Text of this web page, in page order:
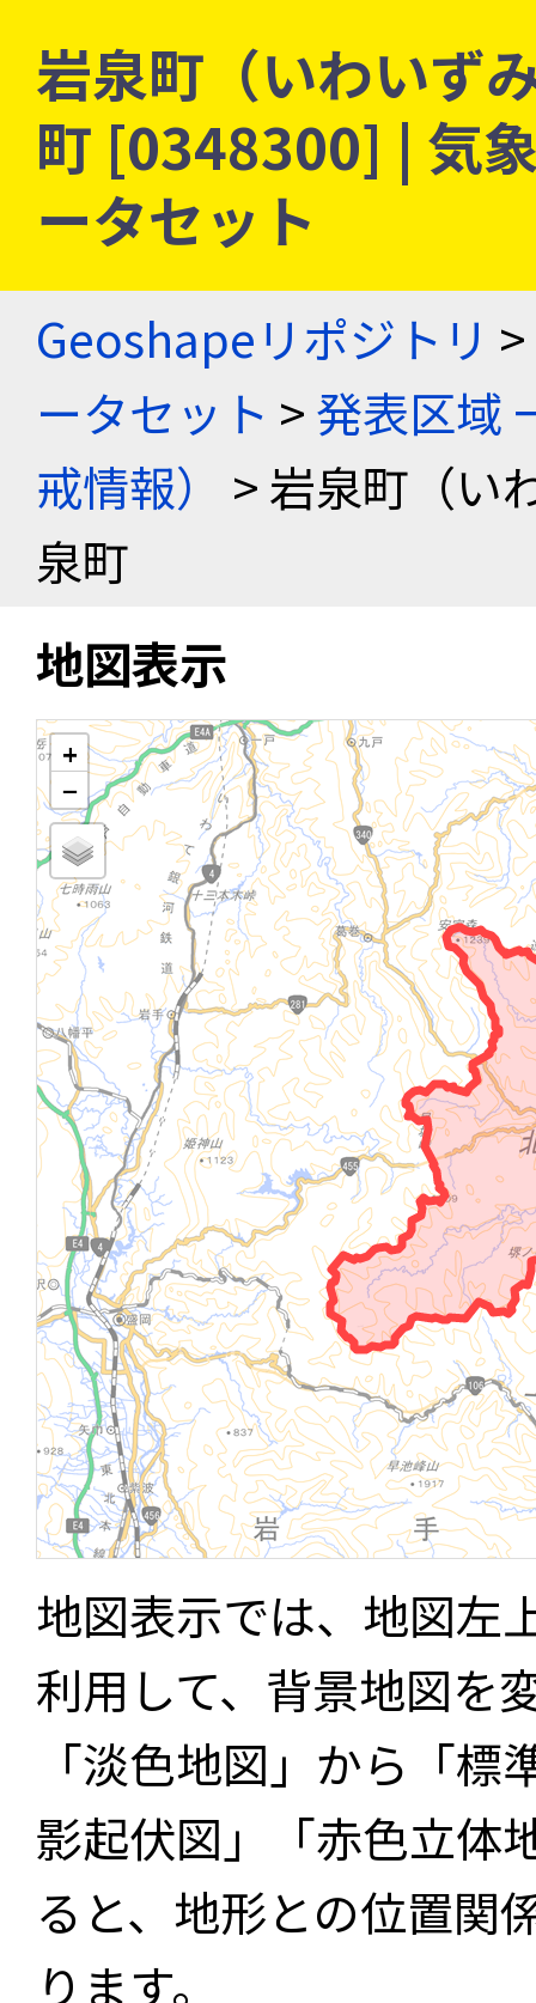
岩泉町（いわいず
町 [0348300] | 気
ータセット
Geoshapeリポジトリ >
ータセット >発表区域
戒情報）
> 岩泉町（い
泉町
地図表示
+
−
地図表示では、地図左
利用して、背景地図を
「淡色地図」から「
影起伏図」「赤色立体
ると、地形との位置関
ります。